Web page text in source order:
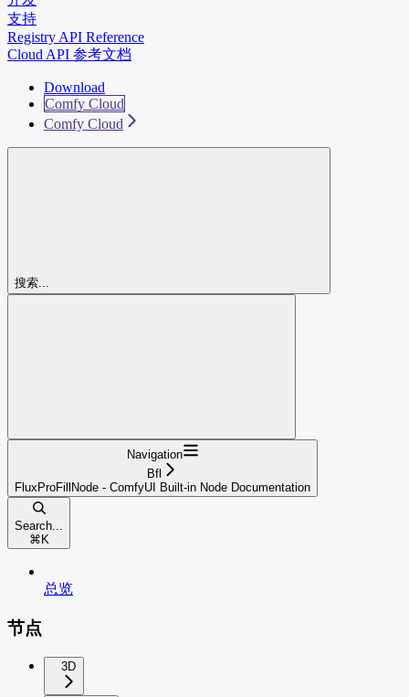
支持
Registry API Reference
Cloud API 参考文档
Download
Comfy Cloud
Comfy Cloud
搜索...
Navigation
Bfl
FluxProFillNode - ComfyUI Built-in Node Documentation
Search...
⌘ K
总览
节点
3D